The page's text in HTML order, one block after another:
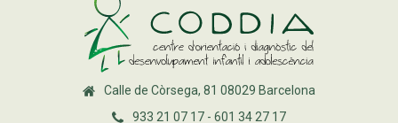
Calle de Còrsega, 81 08029 Barcelona
933 21 07 17 - 601 34 27 17